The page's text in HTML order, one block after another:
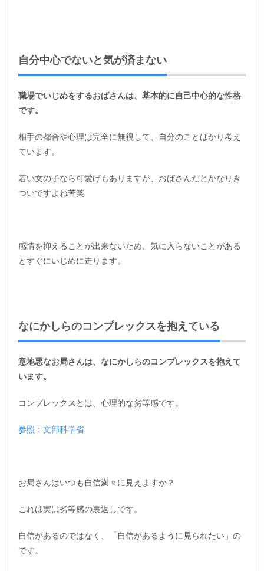
とし
て扱
って
い
活が
うま
くい
いな
い
めを
する
おば
お局
さん
2.1
相手
を選
いじ
強い
はい
する
自分中心でないと気が済まない
職場でいじめをするおばさんは、基本的に自己中心的な性格
です。
相手の都合や心理は完全に無視して、自分のことばかり考え
ています。
若い女の子なら可愛げもありますが、おばさんだとかなりき
ついですよね苦笑
感情を抑えることが出来ないため、気に入らないことがある
とすぐにいじめに走ります。
なにかしらのコンプレックスを抱えている
意地悪なお局さんは、なにかしらのコンプレックスを抱えて
います。
コンプレックスとは、心理的な劣等感です。
参照：文部科学省
お局さんはいつも自信満々に見えますか？
これは実は劣等感の裏返しです。
自信があるのではなく、「自信があるように見られたい」の
です。